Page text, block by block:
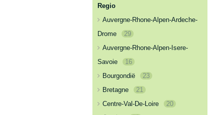
Regio
Auvergne-Rhone-Alpen-Ardeche-
Drome
29
Auvergne-Rhone-Alpen-Isere-
Savoie
16
Bourgondië
23
Bretagne
21
Centre-Val-De-Loire
20